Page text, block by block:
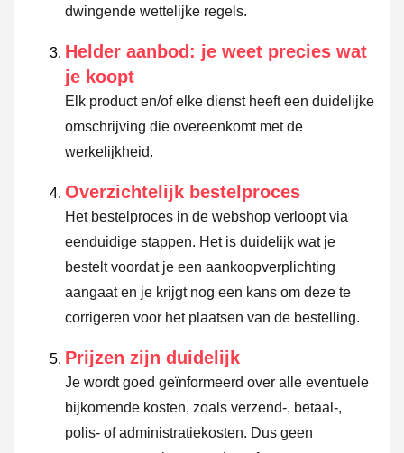
dwingende wettelijke regels.
Helder aanbod: je weet precies wat
je koopt
Elk product en/of elke dienst heeft een duidelijke
omschrijving die overeenkomt met de
werkelijkheid.
Overzichtelijk bestelproces
Het bestelproces in de webshop verloopt via
eenduidige stappen. Het is duidelijk wat je
bestelt voordat je een aankoopverplichting
aangaat en je krijgt nog een kans om deze te
corrigeren voor het plaatsen van de bestelling.
Prijzen zijn duidelijk
Je wordt goed geïnformeerd over alle eventuele
bijkomende kosten, zoals verzend-, betaal-,
polis- of administratiekosten. Dus geen